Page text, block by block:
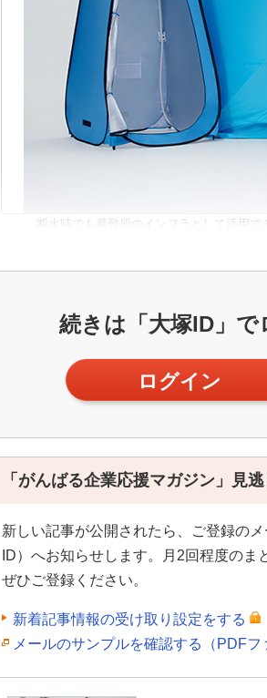
断水時でも避難所のインフラとして活用で
続きは「大塚ID」で
ログイン
「がんばる企業応援マガジン」見逃
新しい記事が公開されたら、ご登録の
ID）へお知らせします。月2回程度のま
ぜひご登録ください。
新着記事情報の受け取り設定をする
メールのサンプルを確認する（PDFフ